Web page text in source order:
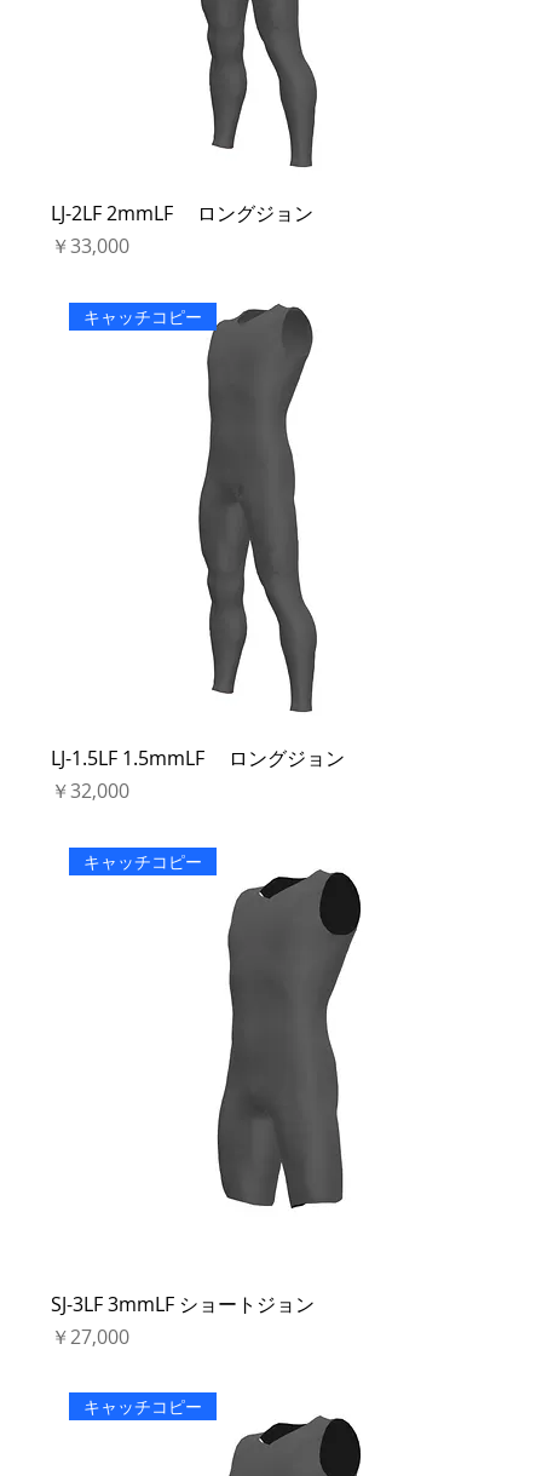
LJ-2LF 2mmLF ロングジョン
価格
￥33,000
キャッチコピー
LJ-1.5LF 1.5mmLF ロングジョン
価格
￥32,000
キャッチコピー
SJ-3LF 3mmLF ショートジョン
価格
￥27,000
キャッチコピー